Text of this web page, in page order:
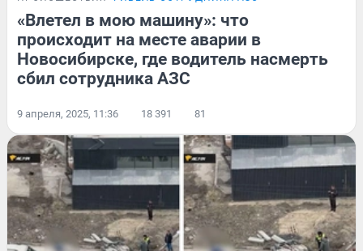
«Влетел в мою машину»: что
происходит на месте аварии в
Новосибирске, где водитель насмерть
сбил сотрудника АЗС
9 апреля, 2025, 11:36 18 391 81